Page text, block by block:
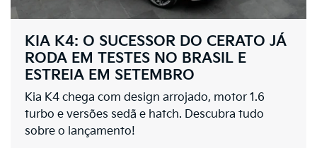
KIA K4: O SUCESSOR DO CERATO JÁ
RODA EM TESTES NO BRASIL E
ESTREIA EM SETEMBRO
Kia K4 chega com design arrojado, motor 1.6
turbo e versões sedã e hatch. Descubra tudo
sobre o lançamento!